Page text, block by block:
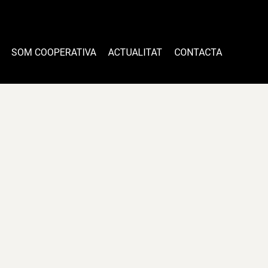
SOM COOPERATIVA ACTUALITAT CONTACTA